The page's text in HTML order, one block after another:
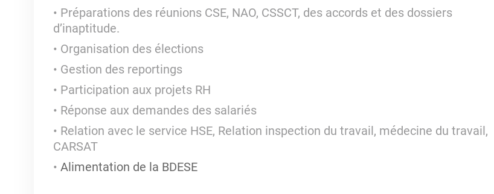
Préparations des réunions CSE, NAO, CSSCT, des accords et des dossiers
d’inaptitude.
Organisation des élections
Gestion des reportings
Participation aux projets RH
Réponse aux demandes des salariés
Relation avec le service HSE, Relation inspection du travail, médecine du travail,
CARSAT
Alimentation de la BDESE